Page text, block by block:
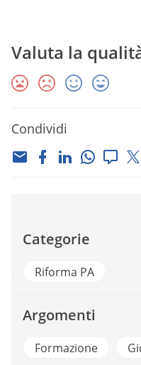
Valuta la
Condividi
Categorie
Riforma PA
Argomenti
Formazione